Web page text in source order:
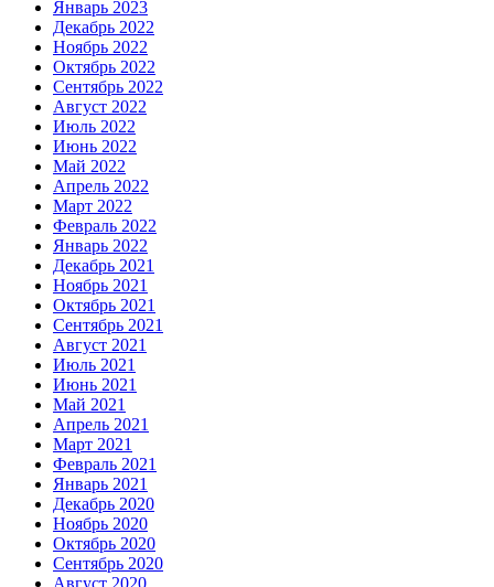
Январь 2023
Декабрь 2022
Ноябрь 2022
Октябрь 2022
Сентябрь 2022
Август 2022
Июль 2022
Июнь 2022
Май 2022
Апрель 2022
Март 2022
Февраль 2022
Январь 2022
Декабрь 2021
Ноябрь 2021
Октябрь 2021
Сентябрь 2021
Август 2021
Июль 2021
Июнь 2021
Май 2021
Апрель 2021
Март 2021
Февраль 2021
Январь 2021
Декабрь 2020
Ноябрь 2020
Октябрь 2020
Сентябрь 2020
Август 2020